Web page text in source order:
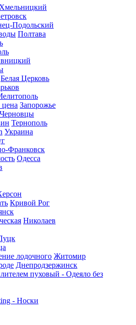
Хмельницкий
Подольский
Полтава
Белая Церковь
Запорожье
Черновцы
Тернополь
Украина
Франковск
Одесса
Кривой Рог
Николаев
лодочного Житомир
Днепродзержинск
пуховый - Одеяло без
- Носки